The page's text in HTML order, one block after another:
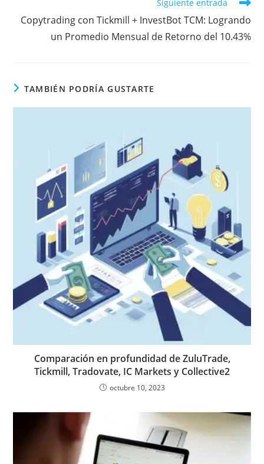
o r r I
n
p
p
e
s
Siguiente entrada
Copytrading con Tickmill + InvestBot TCM: Logrando
un Promedio Mensual de Retorno del 10.43%
TAMBIÉN PODRÍA GUSTARTE
Comparación en profundidad de ZuluTrade,
Tickmill, Tradovate, IC Markets y Collective2
octubre 10, 2023